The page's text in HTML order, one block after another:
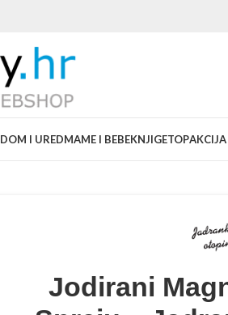
DOM I UREDMAME I BEBEKNJIGETOPAKCIJA
Jodirani